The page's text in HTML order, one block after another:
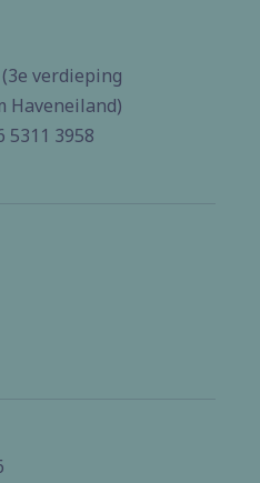
verdieping
Haveneiland)
5311 3958